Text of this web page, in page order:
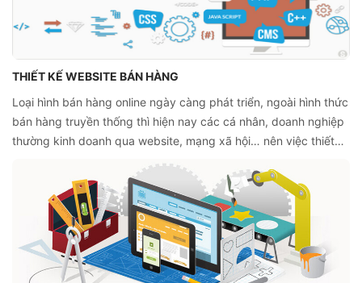
THIẾT KẾ WEBSITE BÁN HÀNG
Loại hình bán hàng online ngày càng phát triển, ngoài hình thức
bán hàng truyền thống thì hiện nay các cá nhân, doanh nghiệp
thường kinh doanh qua website, mạng xã hội… nên việc thiết
hiệu quả. Nắm rõ được xu hướng này, Stackgoo đã nỗ lực
mang đến giải pháp thiết kế website bán hàng phù hợp với mọi
đối tượng khách hàng.